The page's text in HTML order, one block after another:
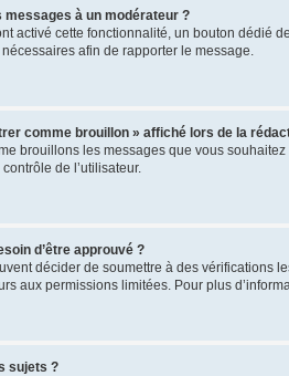
à un modérateur ?
activé cette fonctionnalité, un bouton dédié
afin de rapporter le message.
comme brouillon » affiché lors de la
brouillons les messages que vous
de l’utilisateur.
d’être approuvé ?
décider de soumettre à des vérifications
aux permissions limitées. Pour plus
sujets ?